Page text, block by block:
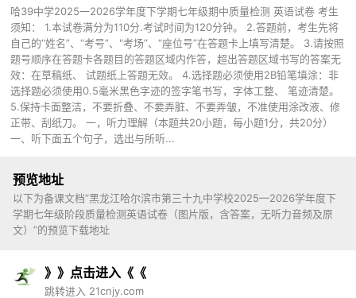
哈39中学2025一2026学年度下学期七年级期中质量检测 英语试卷 考生
须知： 1.本试卷满分为110分.考试时间为120分钟。 2.答题前，考生先将
自己的“姓名”、“考号”、"考场”、“座位号”在答题卡上填写清楚。 3.请按照
题号顺序在答题卡各题目的答题区域内作答，超出答题区域书写的答案无
效：在草稿纸、 试题纸上答题无效。 4.选择题必须使用2B铅笔填涂：非
选择题必须使用0.5毫米黑色字迹的签字笔书写，字体工整、 笔迹清楚。
5.保持卡面整洁，不要折叠、不要弄脏、不要弄皱，不准使用涂改液、修
正带、刮纸刀。 一，听力理解（本题共20小题，每小题1分，共20分）
一、听下面五个句子，选出与所听...
预览地址
以下为备课文档“黑龙江哈尔滨市第三十九中学校2025—2026学年度下
学期七年级阶段质量检测英语试卷（图片版，含答案，无听力音频及原
文）”的预览下载地址
》》点击进入《《
跳转进入 21cnjy.com